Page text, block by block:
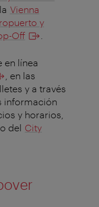
Vienna
y
Off
en línea
, en las
y a través
información
y horarios,
del City